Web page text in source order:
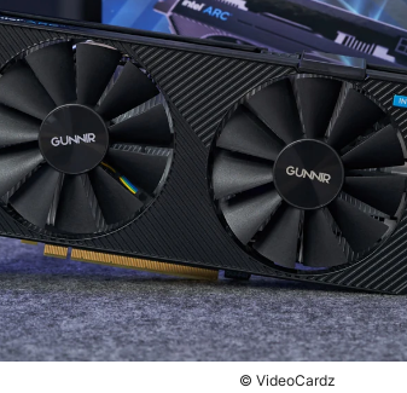
© VideoCardz